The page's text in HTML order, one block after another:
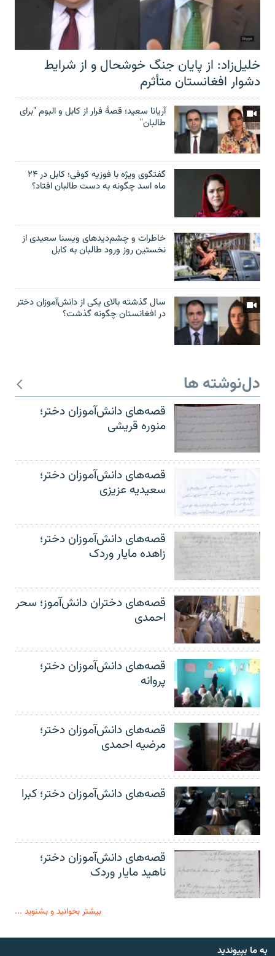
خلیل‌زاد: از پایان جنگ خوشحال و از شرایط
دشوار افغانستان متأثرم
آریانا سعید؛ قصۀ فرار از کابل و البوم "برای
طالبان"
گفتگوی ویژه با فوزیه کوفی؛ کابل در ۲۴
ماه اسد چگونه به دست طالبان افتاد؟
خاطرات و چشم‌دید‌های ویسنا سعیدی از
نخستین روز ورود طالبان به کابل
سال گذشته بالای یکی از دانش‌آموزان دختر
در افغانستان چگونه گذشت؟
دل‌نوشته ها
قصه‌های دانش‌آموزان دختر؛
منوره قریشی
قصه‌های دانش‌آموزان دختر؛
سعیدیه عزیزی
قصه‌های دانش‌آموزان دختر؛
زاهده مایار وردک
قصه‌های دختران دانش‌آموز؛ سحر
احمدی
قصه‌های دانش‌آموزان دختر؛
پروانه
قصه‌های دانش‌آموزان دختر؛
مرضیه احمدی
قصه‌های دانش‌آموزان دختر؛ کبرا
قصه‌های دانش‌آموزان دختر؛
ناهید مایار وردک
بیشتر بخوانید و بشنوید ...
به ما بپیوندید